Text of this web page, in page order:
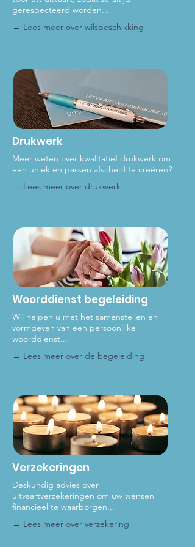
gerespecteerd worden...
→ Lees meer over wilsbeschikking
Drukwerk
Meer weten over kwalitatief drukwerk om
een uniek en passen afscheid te creëren?
→ Lees meer over drukwerk
Woorddienst begeleiding
Wij helpen u met het samenstellen en
vormgeven van een persoonlijke
woorddienst...
→ Lees meer over de begeleiding
Verzekeringen
Deskundig advies over
uitvaartverzekeringen om uw wensen
financieel te waarborgen...
→ Lees meer over verzekering